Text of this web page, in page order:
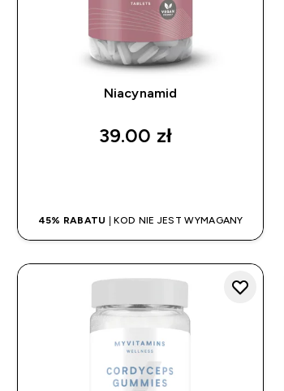
Niacynamid
39.00 zł‎
45% RABATU | KOD NIE JEST WYMAGANY